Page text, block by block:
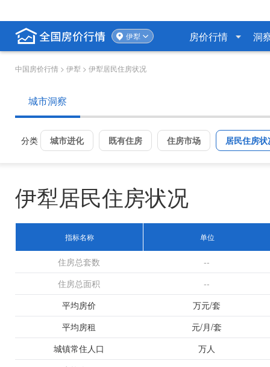
伊犁 房价行情 洞
中国房价行情 > 伊犁 > 伊犁居民住房状况
城市洞察
分类 城市进化 既有住房 住房市场 居民住房状
伊犁居民住房状况
指标名称 单位
住房总套数
--
住房总面积
--
平均房价
万元/套
平均房租
元/月/套
城镇常住人口
万人